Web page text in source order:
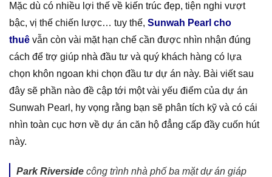
Mặc dù có nhiều lợi thế về kiến trúc đẹp, tiện nghi vượt
bậc, vị thế chiến lược… tuy thế, Sunwah Pearl cho
thuê vẫn còn vài mặt hạn chế cần được nhìn nhận đúng
cách để trợ giúp nhà đầu tư và quý khách hàng có lựa
chọn khôn ngoan khi chọn đầu tư dự án này. Bài viết sau
đây sẽ phần nào đề cập tới một vài yếu điểm của dự án
Sunwah Pearl, hy vọng rằng bạn sẽ phân tích kỹ và có cái
nhìn toàn cục hơn về dự án căn hộ đẳng cấp đầy cuốn hút
này.
Park Riverside công trình nhà phố ba mặt dự án giáp